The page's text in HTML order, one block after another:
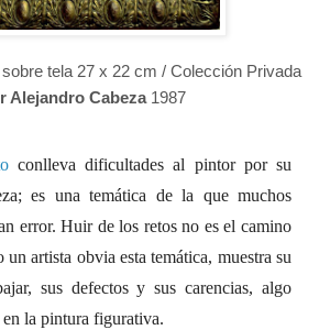
tela 27 x 22 cm / Colección Privada
Alejandro Cabeza1987
conlleva dificultades al pintor por su
es una temática de la que muchos
error. Huir de los retos no es el camino
un artista obvia esta temática, muestra su
sus defectos y sus carencias, algo
la pintura figurativa.